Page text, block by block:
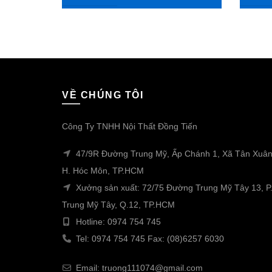
VỀ CHÚNG TÔI
Công Ty TNHH Nội Thất Đồng Tiến
47/9R Đường Trung Mỹ, Ấp Chánh 1, Xã Tân Xuân,
H. Hóc Môn, TP.HCM
Xưởng sản xuất: 72/75 Đường Trung Mỹ Tây 13, P.
Trung Mỹ Tây, Q.12, TP.HCM
Hotline: 0974 754 745
Tel: 0974 754 745 Fax: (08)6257 6030
Email: truong111074@gmail.com